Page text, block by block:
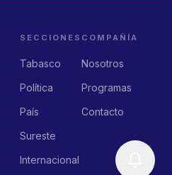
SECCIONES
Tabasco
Política
País
Sureste
Internacional
COMPAÑÍA
Nosotros
Programas
Contacto